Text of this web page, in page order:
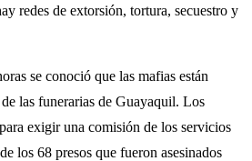
redes de extorsión, tortura, secuestro y
se conoció que las mafias están
las funerarias de Guayaquil. Los
exigir una comisión de los servicios
los 68 presos que fueron asesinados